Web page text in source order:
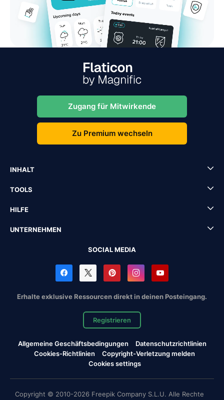
Zugang für Mitwirkende
Zu Premium wechseln
INHALT
TOOLS
HILFE
UNTERNEHMEN
SOCIAL MEDIA
Erhalte exklusive Ressourcen direkt in deinen Posteingang.
Registrieren
Allgemeine Geschäftsbedingungen
Datenschutzrichtlinien
Cookies-Richtlinien
Copyright-Verletzung melden
Cookies settings
Copyright © 2010-2026 Freepik Company S.L.U. Alle Rechte